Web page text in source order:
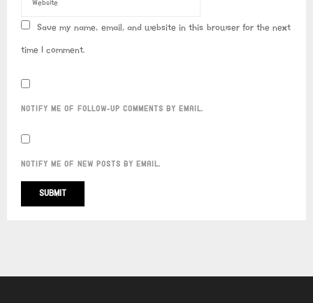
Save my name, email, and website in this browser for the next
time I comment.
NOTIFY ME OF FOLLOW-UP COMMENTS BY EMAIL.
NOTIFY ME OF NEW POSTS BY EMAIL.